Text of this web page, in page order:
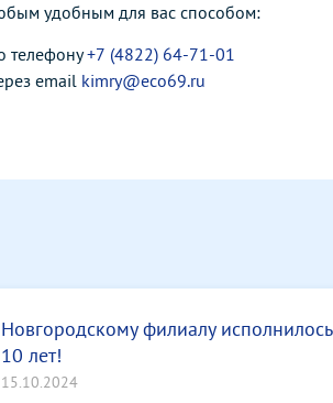
удобным для вас способом:
телефону+7 (4822) 64-71-01
email kimry@eco69.ru
Новгородскому филиалу исполнилось
10 лет!
15.10.2024